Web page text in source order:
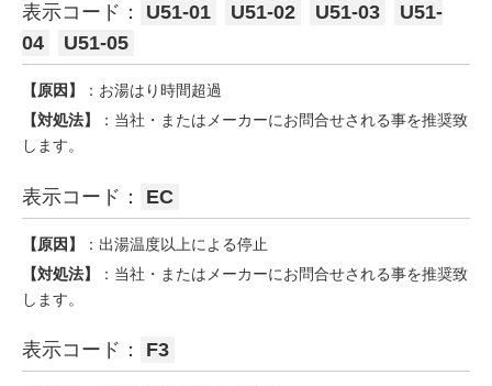
表示コード： U51-01 U51-02 U51-03
U51-
04
U51-05
【原因】
：お湯はり時間超過
【対処法】
：当社・またはメーカーにお問合せされる事を推奨致
します。
表示コード： EC
【原因】
：出湯温度以上による停止
【対処法】
：当社・またはメーカーにお問合せされる事を推奨致
します。
表示コード： F3